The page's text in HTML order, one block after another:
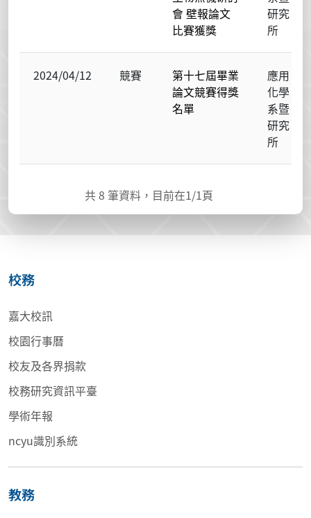
會 壁報論文
比賽獲獎
研究
所
2024/04/12 競賽
第十七屆畢業
論文競賽得獎
名單
應用
化學
系暨
研究
所
共8 筆資料，目前在1/1頁
校務
嘉大校訊
校園行事曆
校友及各界捐款
校務研究資訊平臺
學術年報
ncyu識別系統
教務